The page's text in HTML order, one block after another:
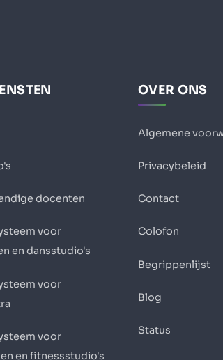
docenten
voor
en dansstudio's
voor
voor
en fitnessstudio's
OVER ONS
Algemene
Privacybeleid
Contact
Colofon
Begrippenlijst
Blog
Status